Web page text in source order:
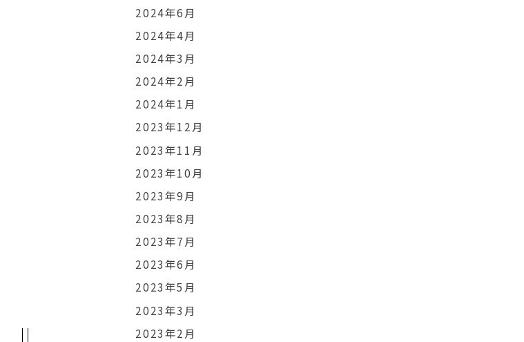
2024年6月
2024年4月
2024年3月
2024年2月
2024年1月
2023年12月
2023年11月
2023年10月
2023年9月
2023年8月
2023年7月
2023年6月
2023年5月
2023年3月
2023年2月